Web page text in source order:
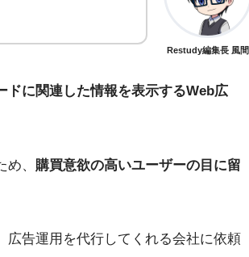
Restudy編集長 風間
ドに関連した情報を表示するWeb広
、 購買意欲の高いユーザーの目に留
告運用を代行してくれる会社に依頼